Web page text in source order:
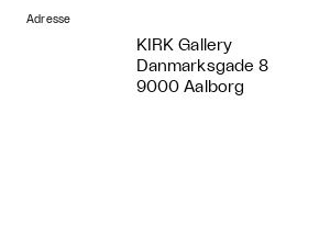
Adresse
KIRK Gallery
Danmarksgade 8
9000 Aalborg